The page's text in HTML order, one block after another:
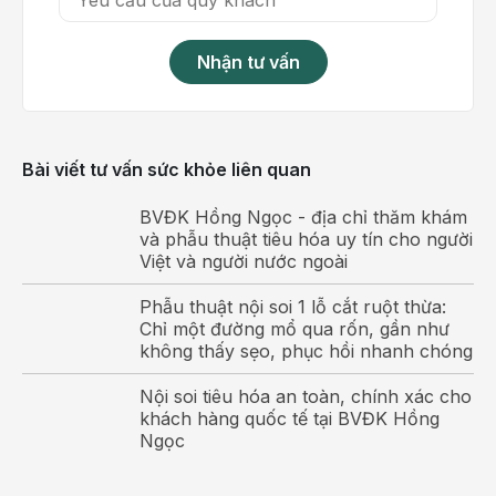
Gan là bộ phận đảm nhận nhiều chức năng và rất dễ
bị tấn công gây bệnh
Chức năng thải độc
Nhận tư vấn
Bài viết tư vấn sức khỏe liên quan
BVĐK Hồng Ngọc - địa chỉ thăm khám
và phẫu thuật tiêu hóa uy tín cho người
Việt và người nước ngoài
Phẫu thuật nội soi 1 lỗ cắt ruột thừa:
Chỉ một đường mổ qua rốn, gần như
không thấy sẹo, phục hồi nhanh chóng
Nội soi tiêu hóa an toàn, chính xác cho
khách hàng quốc tế tại BVĐK Hồng
Ngọc